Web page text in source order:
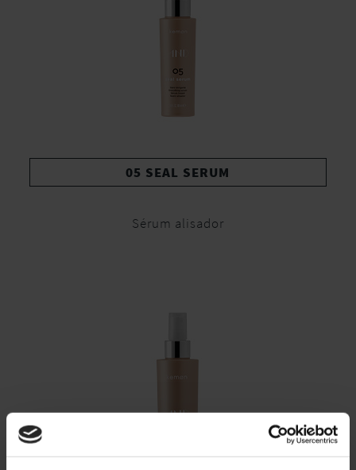
05 SEAL SERUM
Sérum alisador